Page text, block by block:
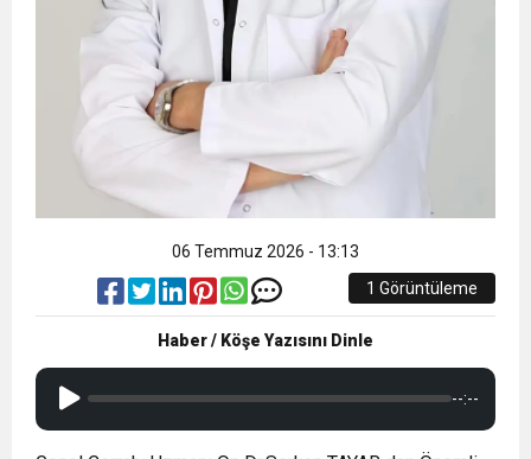
06 Temmuz 2026 - 13:13
1 Görüntüleme
Haber / Köşe Yazısını Dinle
--:--